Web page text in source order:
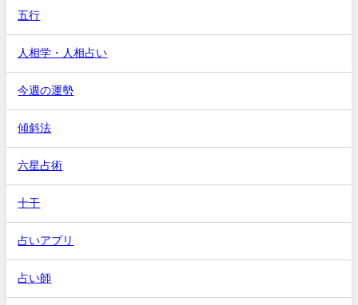
五行
人相学・人相占い
今週の運勢
傾斜法
六星占術
十干
占いアプリ
占い師